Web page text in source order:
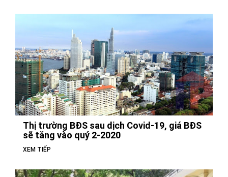
Thị trường BĐS sau dịch Covid-19, giá BĐS
sẽ tăng vào quý 2-2020
XEM TIẾP